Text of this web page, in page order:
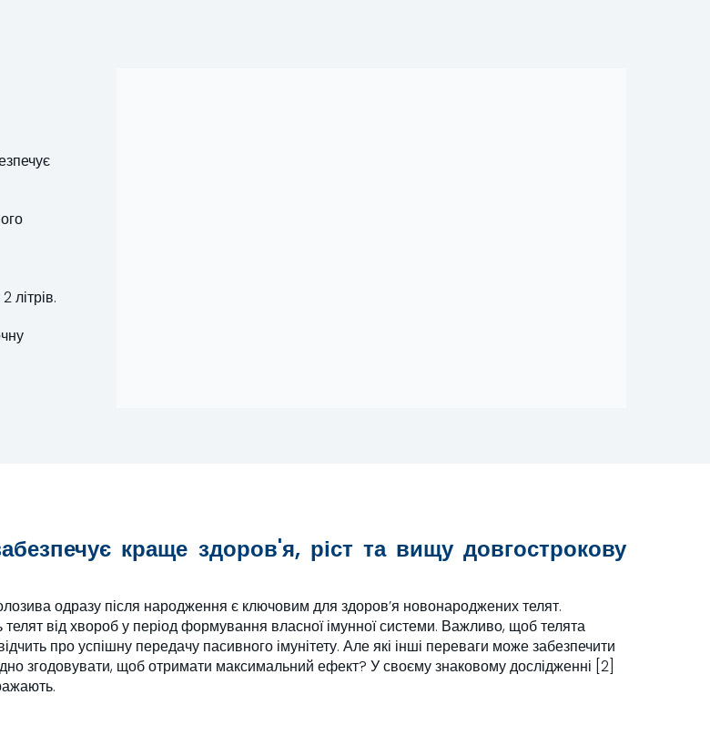
літрів.
краще здоров'я, ріст та вищу довгострокову
одразу після народження є ключовим для здоров’я новонароджених телят.
від хвороб у період формування власної імунної системи. Важливо, щоб телята
про успішну передачу пасивного імунітету. Але які інші переваги може забезпечити
згодовувати, щоб отримати максимальний ефект? У своєму знаковому дослідженні [2]